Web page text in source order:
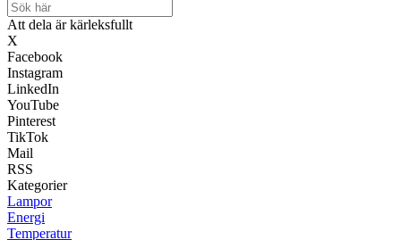
Att dela är kärleksfullt
X
Facebook
Instagram
LinkedIn
YouTube
Pinterest
TikTok
Mail
RSS
Kategorier
Lampor
Energi
Temperatur